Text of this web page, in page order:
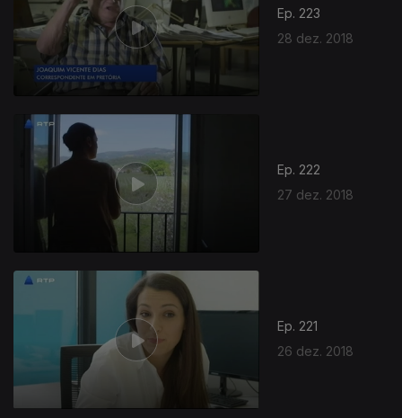
Ep. 223
28 dez. 2018
Ep. 222
27 dez. 2018
Ep. 221
26 dez. 2018